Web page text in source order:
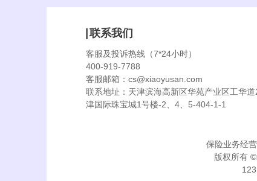
联系我们
客服及投诉热线（7*24小时）
400-919-7788
客服邮箱： cs@xiaoyusan.com
联系地址：天津滨海高新区华苑产业区工华道
津国际珠宝城1号楼-2、4、5-404-1-1
保险业务经
版权所有 ©